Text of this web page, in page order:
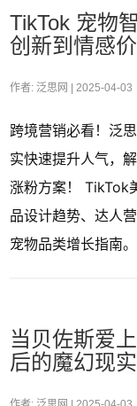
TikTok 宠物
创新到情感
作者: 泛思网 | 2025-04-03
跨境营销必看！泛
实快速提升人气，
涨粉方案！ TikTok
品设计趋势、达人
宠物品类增长指南。
当贝佐斯爱
后的魔幻现实